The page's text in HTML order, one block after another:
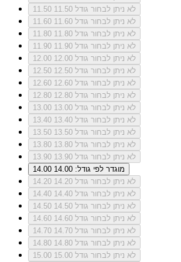
11.50
לא ניתן לבחור גודל 11.50
11.60
לא ניתן לבחור גודל 11.60
11.80
לא ניתן לבחור גודל 11.80
11.90
לא ניתן לבחור גודל 11.90
12.00
לא ניתן לבחור גודל 12.00
12.50
לא ניתן לבחור גודל 12.50
12.60
לא ניתן לבחור גודל 12.60
12.80
לא ניתן לבחור גודל 12.80
13.00
לא ניתן לבחור גודל 13.00
13.40
לא ניתן לבחור גודל 13.40
13.50
לא ניתן לבחור גודל 13.50
13.80
לא ניתן לבחור גודל 13.80
13.90
לא ניתן לבחור גודל 13.90
14.00
מוגדר לפי גודל: 14.00
14.20
לא ניתן לבחור גודל 14.20
14.40
לא ניתן לבחור גודל 14.40
14.50
לא ניתן לבחור גודל 14.50
14.60
לא ניתן לבחור גודל 14.60
14.70
לא ניתן לבחור גודל 14.70
14.80
לא ניתן לבחור גודל 14.80
15.00
לא ניתן לבחור גודל 15.00